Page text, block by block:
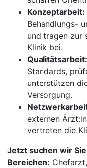
Konzeptarbeit:
Behandlungs-
und tragen zur
Klinik bei.
Qualitätsarbeit:
Standards,
unterstützen
Versorgung.
externen
vertreten die
Jetzt suchen wir
Bereichen: